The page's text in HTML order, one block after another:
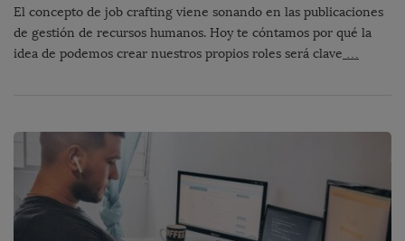
El concepto de job crafting viene sonando en las publicaciones
de gestión de recursos humanos. Hoy te cóntamos por qué la
idea de podemos crear nuestros propios roles será clave …